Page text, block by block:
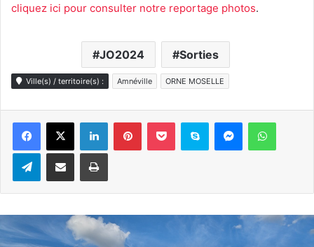
cliquez ici pour consulter notre reportage photos.
JO2024 Sorties
Ville(s) / territoire(s) : Amnéville ORNE MOSELLE
LinkedinPinterestPocket Skype Messenger
TelegramPartager par e-mail Imprimer